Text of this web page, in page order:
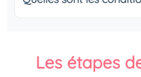
Les étapes